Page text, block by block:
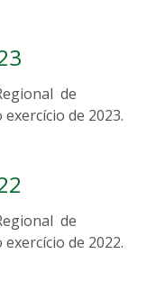
de
de 2023.
de
de 2022.